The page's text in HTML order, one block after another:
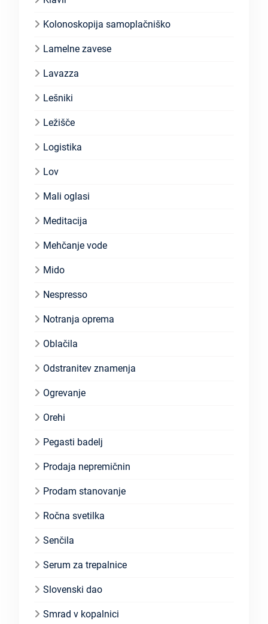
Kolonoskopija samoplačniško
Lamelne zavese
Lavazza
Lešniki
Ležišče
Logistika
Lov
Mali oglasi
Meditacija
Mehčanje vode
Mido
Nespresso
Notranja oprema
Oblačila
Odstranitev znamenja
Ogrevanje
Orehi
Pegasti badelj
Prodaja nepremičnin
Prodam stanovanje
Ročna svetilka
Senčila
Serum za trepalnice
Slovenski dao
Smrad v kopalnici